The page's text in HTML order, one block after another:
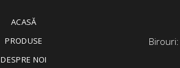
ACASĂ
PRODUSE
DESPRE NOI